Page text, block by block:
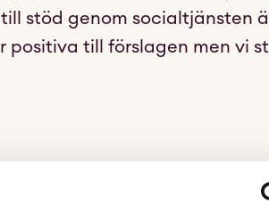
stöd genom socialtjänsten
till förslagen men vi
samtycke